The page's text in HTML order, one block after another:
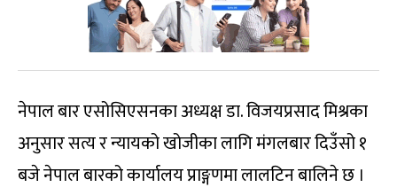
नेपाल बार एसोसिएसनका अध्यक्ष डा. विजयप्रसाद मिश्रका
अनुसार सत्य र न्यायको खोजीका लागि मंगलबार दिउँसो १
बजे नेपाल बारको कार्यालय प्राङ्गणमा लालटिन बालिने छ ।